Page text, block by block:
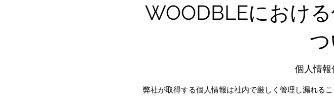
WOODBLEにおけ
個人情報
弊社が取得する個人情報は社内で厳しく管理し漏れる